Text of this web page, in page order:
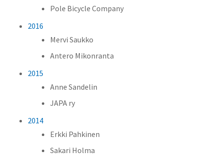
Pole Bicycle Company
2016
Mervi Saukko
Antero Mikonranta
2015
Anne Sandelin
JAPA ry
2014
Erkki Pahkinen
Sakari Holma